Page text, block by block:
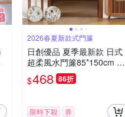
2026春夏新款式門簾
日創優品 夏季最新款 日式
超柔風水門簾85*150cm 送
門簾桿(門簾/風水簾/長門簾/
紗簾/拉簾/窗簾)
$468 86折
限時下殺 券